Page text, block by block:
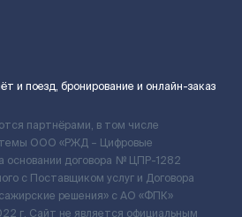
и поезд, бронирование и онлайн-заказ
партнёрами, в том числе
ООО «РЖД – Цифровые
основании договора № ЦПР-1282
с Поставщиком услуг и Договора
решения» c АО «ФПК»
г. Сайт не является официальным